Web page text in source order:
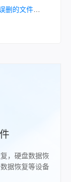
么恢复？这里分享了三种恢复方法！
，硬盘数据恢
据恢复等设备